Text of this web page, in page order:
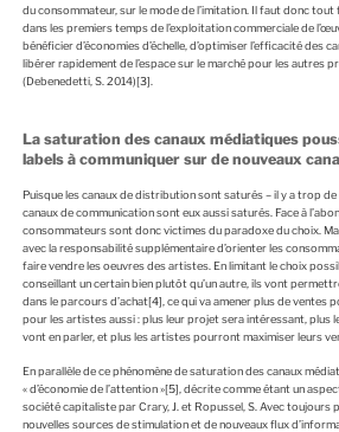
du consommateur, sur le mode de l’imitation. Il faut donc tout
dans les premiers temps de l’exploitation commerciale de
bénéficier d’économies d’échelle, d’optimiser l’efficacité des
libérer rapidement de l’espace sur le marché pour les autres
(Debenedetti, S. 2014)[3]
La saturation des canaux médiatiques
labels à communiquer sur de nouveaux
Puisque les canaux de distribution sont saturés – il y a trop
canaux de communication sont eux aussi saturés. Face à
consommateurs sont donc victimes du paradoxe du choix.
avec la responsabilité supplémentaire d’orienter les
faire vendre les oeuvres des artistes. En limitant le choix
conseillant un certain bien plutôt qu’un autre, ils vont
dans le parcours d’achat[4] , ce qui va amener plus de ventes
pour les artistes aussi : plus leur projet sera intéressant, plus
vont en parler, et plus les artistes pourront maximiser leurs
En parallèle de ce phénomène de saturation des canaux
« d’économie de l’attention »[5] , décrite comme étant un
société capitaliste par Crary, J. et Ropussel, S. Avec toujours
nouvelles sources de stimulation et de nouveaux flux